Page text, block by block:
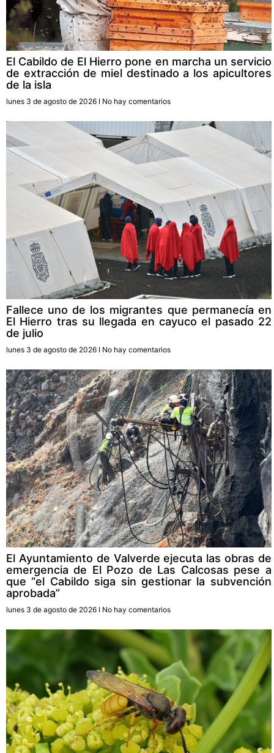
El Cabildo de El Hierro pone en marcha un servicio
de extracción de miel destinado a los apicultores
de la isla
lunes 3 de agosto de 2026 No hay comentarios
Fallece uno de los migrantes que permanecía en
El Hierro tras su llegada en cayuco el pasado 22
de julio
lunes 3 de agosto de 2026 No hay comentarios
El Ayuntamiento de Valverde ejecuta las obras de
emergencia de El Pozo de Las Calcosas pese a
que “el Cabildo siga sin gestionar la subvención
aprobada”
lunes 3 de agosto de 2026 No hay comentarios